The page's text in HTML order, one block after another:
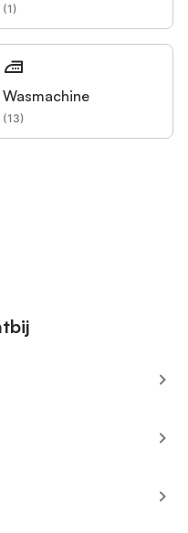
(1)
Wasmachine
(13)